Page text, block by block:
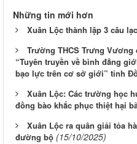
Những tin mới hơn
Xuân Lộc thành lập 3 câu
Trường THCS Trưng
“Tuyên truyền về bình đẳng
bạo lực trên cơ sở giới” tỉnh
Xuân Lộc: Các trường học
đồng bào khắc phục thiệt hại
Xuân Lộc ra quân giải tỏa
đường bộ (15/10/2025)